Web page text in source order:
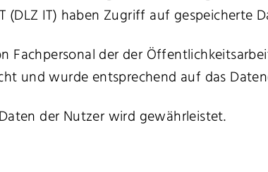
(DLZ IT) haben Zugriff auf gespeicherte
Fachpersonal der der
und wurde entsprechend auf das
der Nutzer wird gewährleistet.